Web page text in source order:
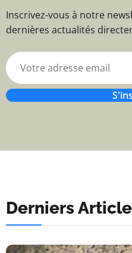
Inscrivez-vous à notre
dernières actualités
Derniers